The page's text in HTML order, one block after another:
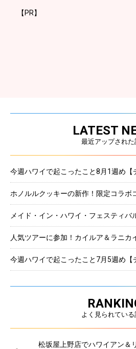
【PR】
LATEST
最近アップされた
今週ハワイで起こったこと8月1週め【
ホノルルクッキーの新作！限定コラボ
メイド・イン・ハワイ・フェスティバ
人気ツアーに参加！カイルア＆ラニカ
今週ハワイで起こったこと7月5週め【
よく見られている
松坂屋上野店でハワイアン＆